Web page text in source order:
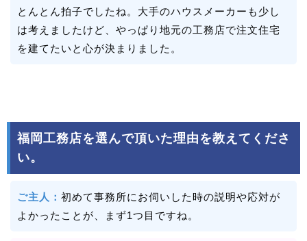
とんとん拍子でしたね。大手のハウスメーカーも少し
は考えましたけど、やっぱり地元の工務店で注文住宅
を建てたいと心が決まりました。
福岡工務店を選んで頂いた理由を教えてくださ
い。
ご主人： 初めて事務所にお伺いした時の説明や応対が
よかったことが、まず1つ目ですね。